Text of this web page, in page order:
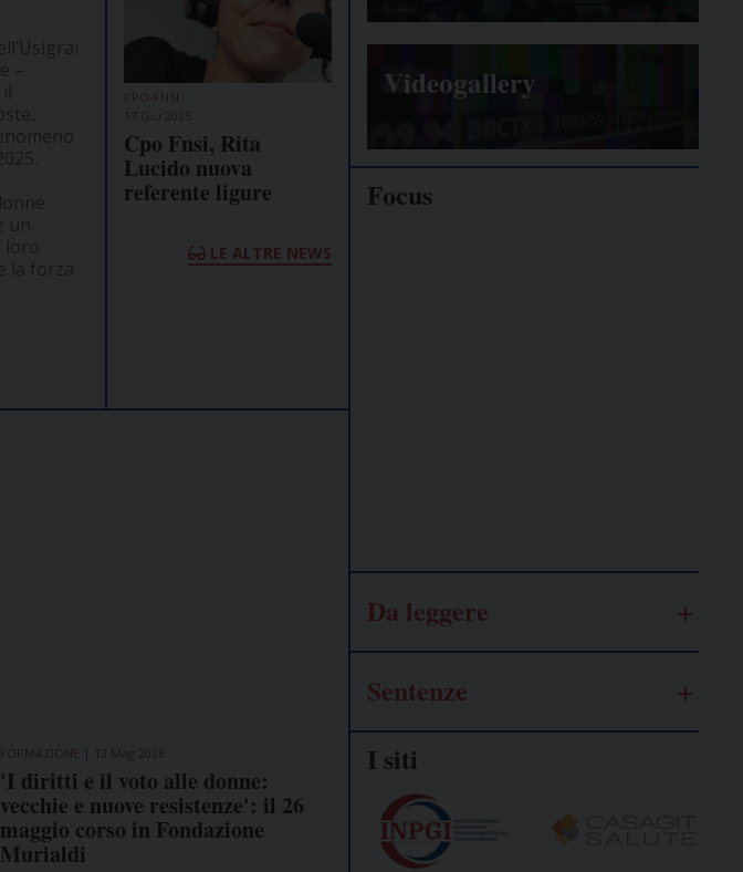
CPO-FNSI
Cpo Fnsi, Rita
Lucido nuova
referente ligure
LE ALTRE NEWS
FORMAZIONE
'I diritti e il voto alle donne:
vecchie e nuove resistenze': il 26
maggio corso in Fondazione
Murialdi
Videogallery
Focus
Da leggere
Sentenze
I siti